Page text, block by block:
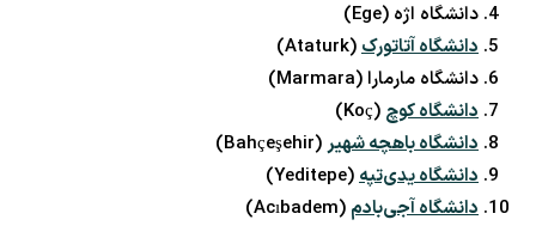
دانشگاه اژه (Ege)
دانشگاه آتاتورک(Ataturk)
دانشگاه مارمارا (Marmara)
دانشگاه کوچ (Koç)
دانشگاه باهچه شهیر(Bahçeşehir)
دانشگاه یدی‌تپه(Yeditepe)
دانشگاه آجی‌بادم (Acıbadem)